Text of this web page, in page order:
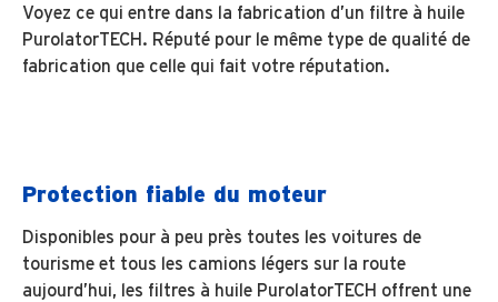
Voyez ce qui entre dans la fabrication d’un filtre à huile
PurolatorTECH. Réputé pour le même type de qualité de
fabrication que celle qui fait votre réputation.
Protection fiable du moteur
Disponibles pour à peu près toutes les voitures de
tourisme et tous les camions légers sur la route
aujourd’hui, les filtres à huile PurolatorTECH offrent une